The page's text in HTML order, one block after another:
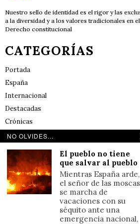
Nuestro sello de identidad es el rigor y las
a la diversidad y a los valores tradicionales en
Derecho constitucional
CATEGORÍAS
Portada
España
Internacional
Destacadas
Crónicas
Noticias de deportes en España
Reflexiones
LINKS
Política de cookies (UE)
NO OLVIDES...
El pueblo no tiene
que salvar al pueblo
Mientras España arde,
el señor de las moscas
se marcha de
vacaciones con su
séquito ante una
emergencia nacional,